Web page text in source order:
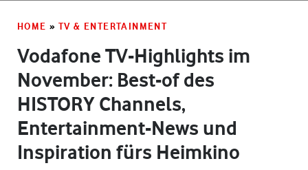
HOME » TV & ENTERTAINMENT
Vodafone TV-Highlights im
November: Best-of des
HISTORY Channels,
Entertainment-News und
Inspiration fürs Heimkino